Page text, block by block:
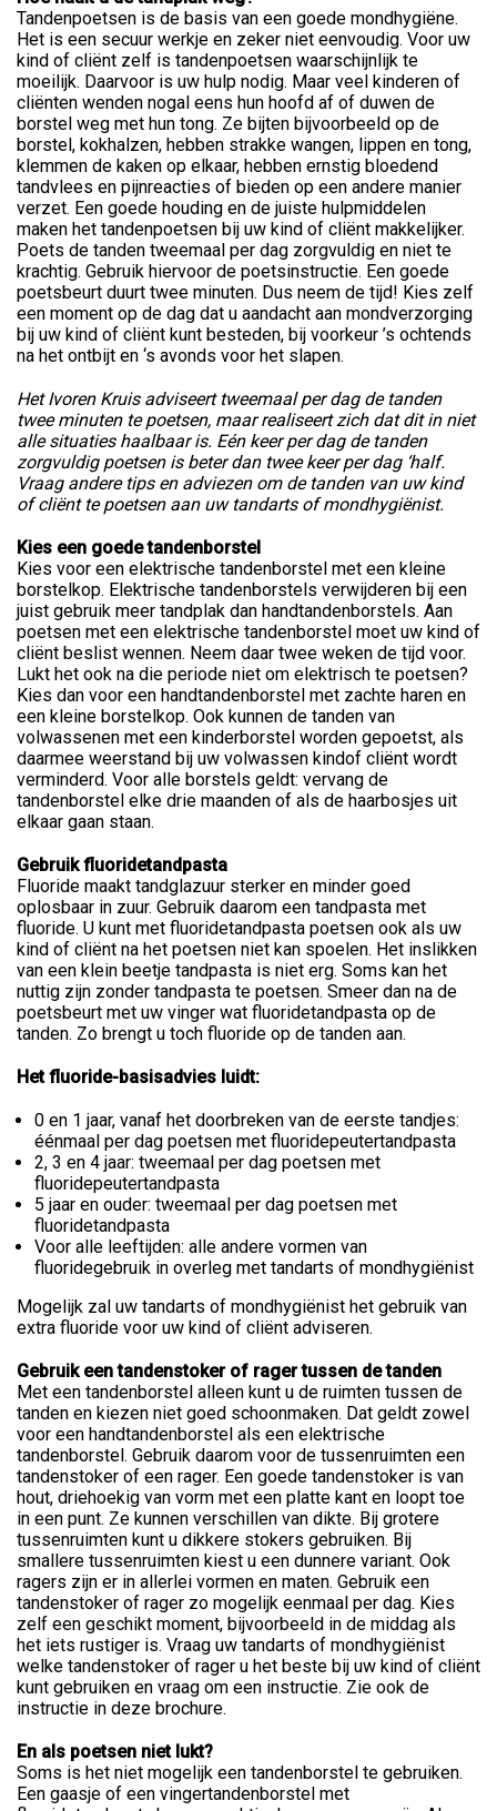
Tandenpoetsen is de basis van een goede mondhygiëne.
Het is een secuur werkje en zeker niet eenvoudig. Voor uw
kind of cliënt zelf is tandenpoetsen waarschijnlijk te
moeilijk. Daarvoor is uw hulp nodig. Maar veel kinderen of
cliënten wenden nogal eens hun hoofd af of duwen de
borstel weg met hun tong. Ze bijten bijvoorbeeld op de
borstel, kokhalzen, hebben strakke wangen, lippen en tong,
klemmen de kaken op elkaar, hebben ernstig bloedend
tandvlees en pijnreacties of bieden op een andere manier
verzet. Een goede houding en de juiste hulpmiddelen
maken het tandenpoetsen bij uw kind of cliënt makkelijker.
Poets de tanden tweemaal per dag zorgvuldig en niet te
krachtig. Gebruik hiervoor de poetsinstructie. Een goede
poetsbeurt duurt twee minuten. Dus neem de tijd! Kies zelf
een moment op de dag dat u aandacht aan mondverzorging
bij uw kind of cliënt kunt besteden, bij voorkeur ’s ochtends
na het ontbijt en ‘s avonds voor het slapen.
Het Ivoren Kruis adviseert tweemaal per dag de tanden
twee minuten te poetsen, maar realiseert zich dat dit in niet
alle situaties haalbaar is. Eén keer per dag de tanden
zorgvuldig poetsen is beter dan twee keer per dag ‘half.
Vraag andere tips en adviezen om de tanden van uw kind
of cliënt te poetsen aan uw tandarts of mondhygiënist.
Kies een goede tandenborstel
Kies voor een elektrische tandenborstel met een kleine
borstelkop. Elektrische tandenborstels verwijderen bij een
juist gebruik meer tandplak dan handtandenborstels. Aan
poetsen met een elektrische tandenborstel moet uw kind of
cliënt beslist wennen. Neem daar twee weken de tijd voor.
Lukt het ook na die periode niet om elektrisch te poetsen?
Kies dan voor een handtandenborstel met zachte haren en
een kleine borstelkop. Ook kunnen de tanden van
volwassenen met een kinderborstel worden gepoetst, als
daarmee weerstand bij uw volwassen kindof cliënt wordt
verminderd. Voor alle borstels geldt: vervang de
tandenborstel elke drie maanden of als de haarbosjes uit
elkaar gaan staan.
Gebruik fluoridetandpasta
Fluoride maakt tandglazuur sterker en minder goed
oplosbaar in zuur. Gebruik daarom een tandpasta met
fluoride. U kunt met fluoridetandpasta poetsen ook als uw
kind of cliënt na het poetsen niet kan spoelen. Het inslikken
van een klein beetje tandpasta is niet erg. Soms kan het
nuttig zijn zonder tandpasta te poetsen. Smeer dan na de
poetsbeurt met uw vinger wat fluoridetandpasta op de
tanden. Zo brengt u toch fluoride op de tanden aan.
Het fluoride-basisadvies luidt:
0 en 1 jaar, vanaf het doorbreken van de eerste tandjes:
éénmaal per dag poetsen met fluoridepeutertandpasta
2, 3 en 4 jaar: tweemaal per dag poetsen met
fluoridepeutertandpasta
5 jaar en ouder: tweemaal per dag poetsen met
fluoridetandpasta
Voor alle leeftijden: alle andere vormen van
fluoridegebruik in overleg met tandarts of mondhygiënist
Mogelijk zal uw tandarts of mondhygiënist het gebruik van
extra fluoride voor uw kind of cliënt adviseren.
Gebruik een tandenstoker of rager tussen de tanden
Met een tandenborstel alleen kunt u de ruimten tussen de
tanden en kiezen niet goed schoonmaken. Dat geldt zowel
voor een handtandenborstel als een elektrische
tandenborstel. Gebruik daarom voor de tussenruimten een
tandenstoker of een rager. Een goede tandenstoker is van
hout, driehoekig van vorm met een platte kant en loopt toe
in een punt. Ze kunnen verschillen van dikte. Bij grotere
tussenruimten kunt u dikkere stokers gebruiken. Bij
smallere tussenruimten kiest u een dunnere variant. Ook
ragers zijn er in allerlei vormen en maten. Gebruik een
tandenstoker of rager zo mogelijk eenmaal per dag. Kies
zelf een geschikt moment, bijvoorbeeld in de middag als
het iets rustiger is. Vraag uw tandarts of mondhygiënist
welke tandenstoker of rager u het beste bij uw kind of cliënt
kunt gebruiken en vraag om een instructie. Zie ook de
instructie in deze brochure.
En als poetsen niet lukt?
Soms is het niet mogelijk een tandenborstel te gebruiken.
Een gaasje of een vingertandenborstel met